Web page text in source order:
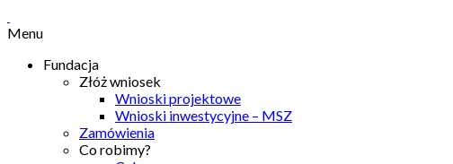
Menu
Fundacja
Złóż wniosek
Wnioski projektowe
Wnioski inwestycyjne – MSZ
Zamówienia
Co robimy?